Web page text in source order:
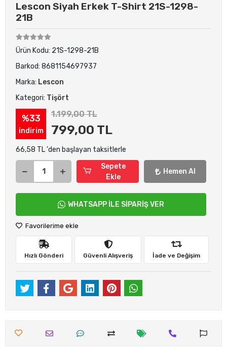
Lescon Siyah Erkek T-Shirt 21S-1298-
21B
Ürün Kodu: 21S-1298-21B
Barkod: 8681154697937
Marka: Lescon
Kategori: Tişört
%33
indirim
1.199,00 TL
799,00 TL
66,58 TL 'den başlayan taksitlerle
Sepete
Ekle
Hemen Al
WHATSAPP İLE SİPARİŞ VER
Favorilerime ekle
Hızlı Gönderi Güvenli Alışveriş İade ve Değişim